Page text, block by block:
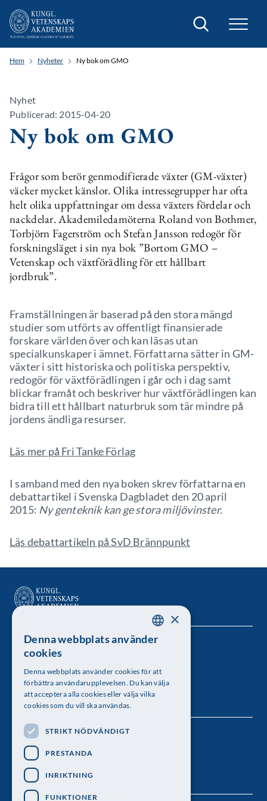
Sök
Hem Nyheter Ny bok om GMO
Nyhet
Publicerad: 2015-04-20
Ny bok om GMO
Frågor som berör genmodifierade växter (GM-växter)
väcker mycket känslor. Olika intressegrupper har ofta
helt olika uppfattningar om dessa växters fördelar och
nackdelar. Akademiledamöterna Roland von Bothmer,
Torbjörn Fagerström och Stefan Jansson redogör för
forskningsläget i sin nya bok ”Bortom GMO –
Vetenskap och växtförädling för ett hållbart
jordbruk”.
Framställningen är baserad på den stora mängd
studier som utförts av offentligt finansierade
forskare världen över och kan läsas utan
specialkunskaper i ämnet. Författarna sätter in GM-
växter i sitt historiska och politiska perspektiv,
redogör för växtförädlingen i går och i dag samt
blickar framåt och beskriver hur växtförädlingen kan
bidra till ett hållbart naturbruk som tär mindre på
jordens ändliga resurser.
Läs mer på Fri Tanke Förlag
I samband med den nya boken skrev författarna en
debattartikel i Svenska Dagbladet den 20 april
2015: Ny genteknik kan ge stora miljövinster.
Läs debattartikeln på SvD Brännpunkt
Kungl. Vetenskapsakademien
Besöksadress: Lilla Frescativägen 4A
Telefon: 08-673 95 00
Följ oss
SWEDISH
×
Denna webbplats använder
cookies
Denna webbplats använder cookies för att
förbättra användarupplevelsen. Du kan välja
att acceptera alla cookies eller välja vilka
cookies som du vill ska användas.
STRIKT NÖDVÄNDIGT
PRESTANDA
INRIKTNING
FUNKTIONER